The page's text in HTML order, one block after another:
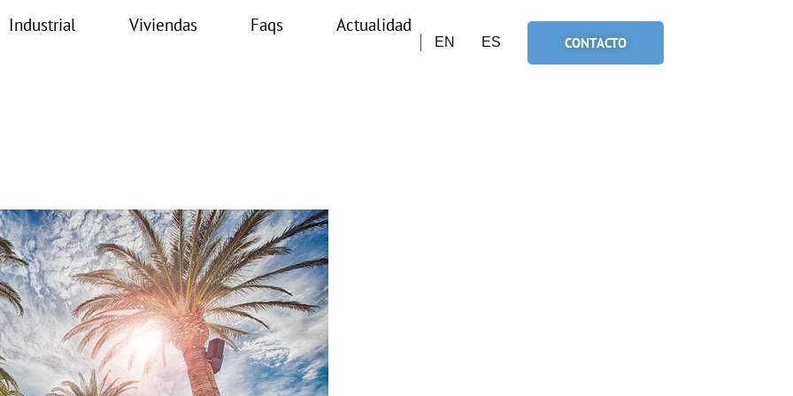
Industrial Viviendas Faqs Actualidad
EN ES CONTACTO